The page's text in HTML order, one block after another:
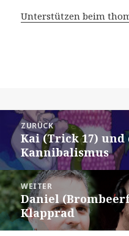
Unterstützen beim
Beitragsnavigation
ZURÜCK
Vorheriger
Beitrag:
Kai (Trick 17) und
Kannibalismus
WEITER
Nächster
Beitrag:
Daniel
Klapprad